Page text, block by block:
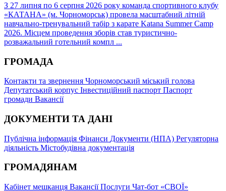
З 27 липня по 6 серпня 2026 року команда спортивного клубу
«КАТАНА» (м. Чорноморськ) провела масштабний літній
навчально-тренувальний табір з карате Katana Summer Camp
2026. Місцем проведення зборів став туристично-
розважальний готельний компл ...
ГРОМАДА
Контакти та звернення Чорноморський міський голова
Депутатський корпус Інвестиційний паспорт Паспорт
громади Вакансії
ДОКУМЕНТИ ТА ДАНІ
Публічна інформація Фінанси Документи (НПА) Регуляторна
діяльність Містобудівна документація
ГРОМАДЯНАМ
Кабінет мешканця ВакансіїПослуги Чат-бот «СВОЇ»